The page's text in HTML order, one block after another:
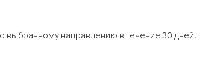
направлению в течение 30 дней.